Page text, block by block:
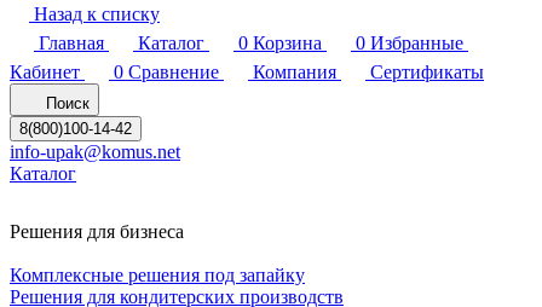
Назад к списку
Главная
Каталог 0 Корзина 0 Избранные
Кабинет
0 Сравнение Компания Сертификаты
Поиск
8(800)100-14-42
info-upak@komus.net
Каталог
Решения для бизнеса
Комплексные решения под запайку
Решения для кондитерских производств